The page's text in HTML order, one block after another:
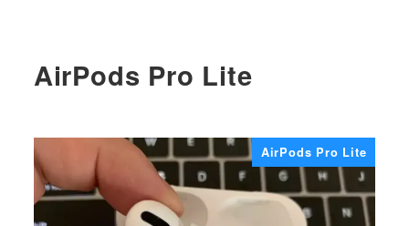
AirPods Pro Lite
AirPods Pro Lite